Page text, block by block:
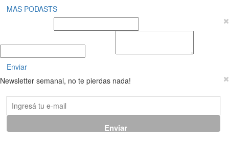
MAS PODASTS
Enviar
Newsletter semanal, no te pierdas nada!